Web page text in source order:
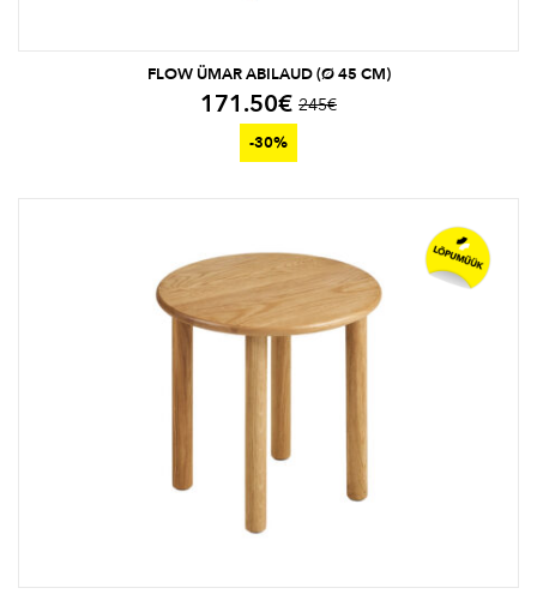
FLOW ÜMAR ABILAUD (Ø 45 CM)
245€
171.50€
-30%